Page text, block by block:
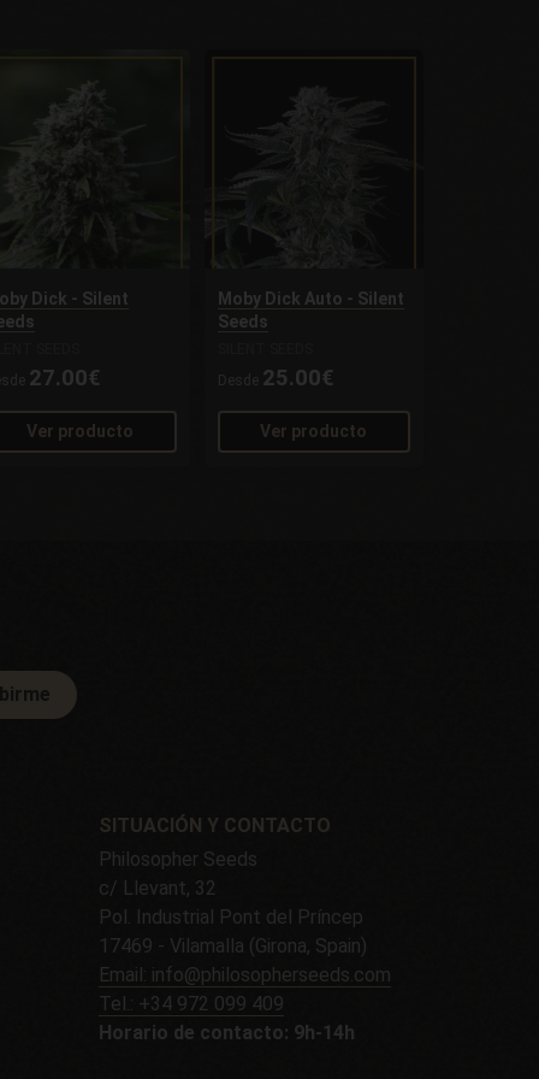
Dick - Silent
27.00€
Ver producto
Moby Dick Auto - Silent
Seeds
Desde 25.00€
Ver producto
SITUACIÓN Y CONTACTO
Philosopher Seeds
c/ Llevant, 32
Pol. Industrial Pont del Príncep
17469 - Vilamalla (Girona, Spain)
Email: info@philosopherseeds.com
Tel.: +34 972 099 409
Horario de contacto: 9h-14h